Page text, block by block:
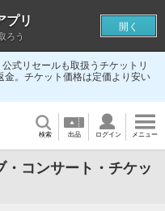
式リセールも取扱うチケットリ
。チケット価格は定価より安い
検索 出品 ログイン メニュー
コンサート・チケッ
プリ
ろう
開く